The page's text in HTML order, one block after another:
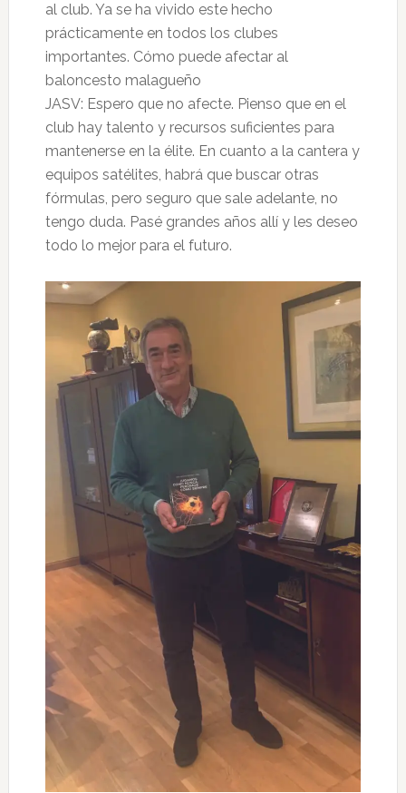
al club. Ya se ha vivido este hecho
prácticamente en todos los clubes
importantes. Cómo puede afectar al
baloncesto malagueño
JASV: Espero que no afecte. Pienso que en el
club hay talento y recursos suficientes para
mantenerse en la élite. En cuanto a la cantera y
equipos satélites, habrá que buscar otras
fórmulas, pero seguro que sale adelante, no
tengo duda. Pasé grandes años allí y les deseo
todo lo mejor para el futuro.